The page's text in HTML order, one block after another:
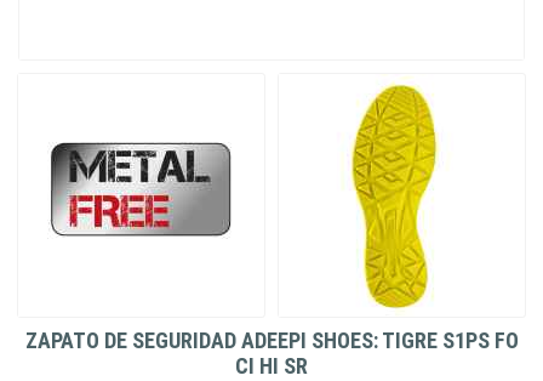
ZAPATO DE SEGURIDAD ADEEPI SHOES: TIGRE S1PS FO
CI HI SR